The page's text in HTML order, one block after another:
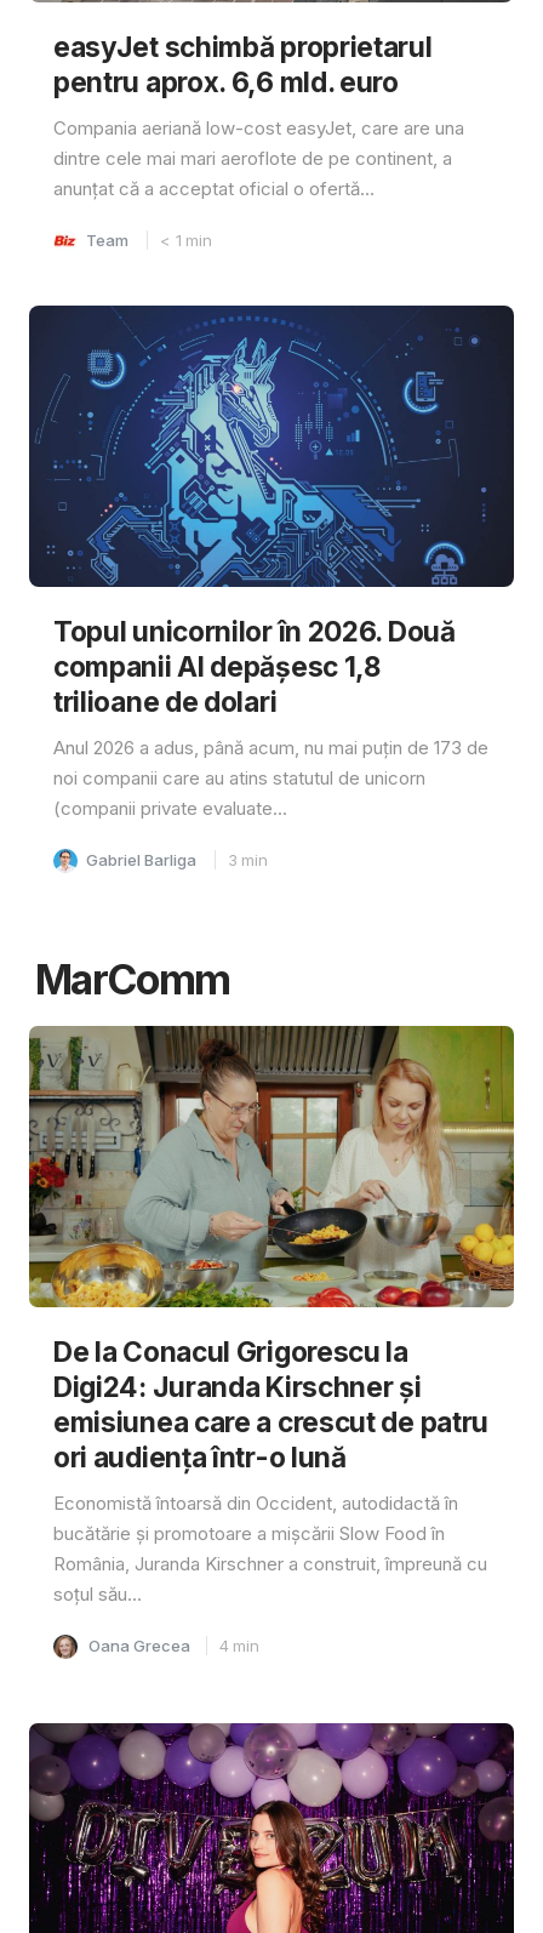
easyJet schimbă proprietarul
pentru aprox. 6,6 mld. euro
Compania aeriană low-cost easyJet, care are una
dintre cele mai mari aeroflote de pe continent, a
anunțat că a acceptat oficial o ofertă...
Team < 1 min
Topul unicornilor în 2026. Două
companii AI depășesc 1,8
trilioane de dolari
Anul 2026 a adus, până acum, nu mai puțin de 173 de
noi companii care au atins statutul de unicorn
(companii private evaluate...
Gabriel Barliga 3 min
MarComm
De la Conacul Grigorescu la
Digi24: Juranda Kirschner și
emisiunea care a crescut de patru
ori audiența într-o lună
Economistă întoarsă din Occident, autodidactă în
bucătărie și promotoare a mișcării Slow Food în
România, Juranda Kirschner a construit, împreună cu
soțul său...
Oana Grecea 4 min